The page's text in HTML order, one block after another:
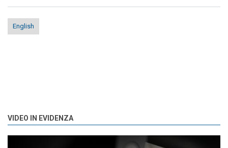
English
VIDEO IN EVIDENZA